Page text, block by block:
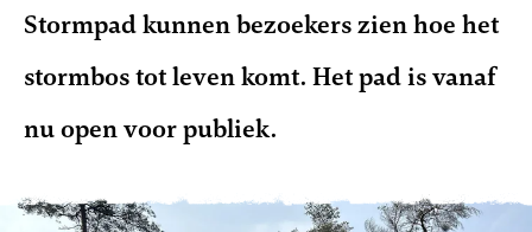
Stormpad kunnen bezoekers zien hoe het
stormbos tot leven komt. Het pad is vanaf
nu open voor publiek.